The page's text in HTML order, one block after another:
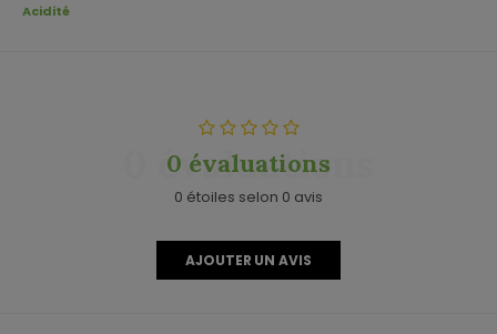
Acidité
0 évaluations
0 évaluations
0 étoiles selon 0 avis
AJOUTER UN AVIS